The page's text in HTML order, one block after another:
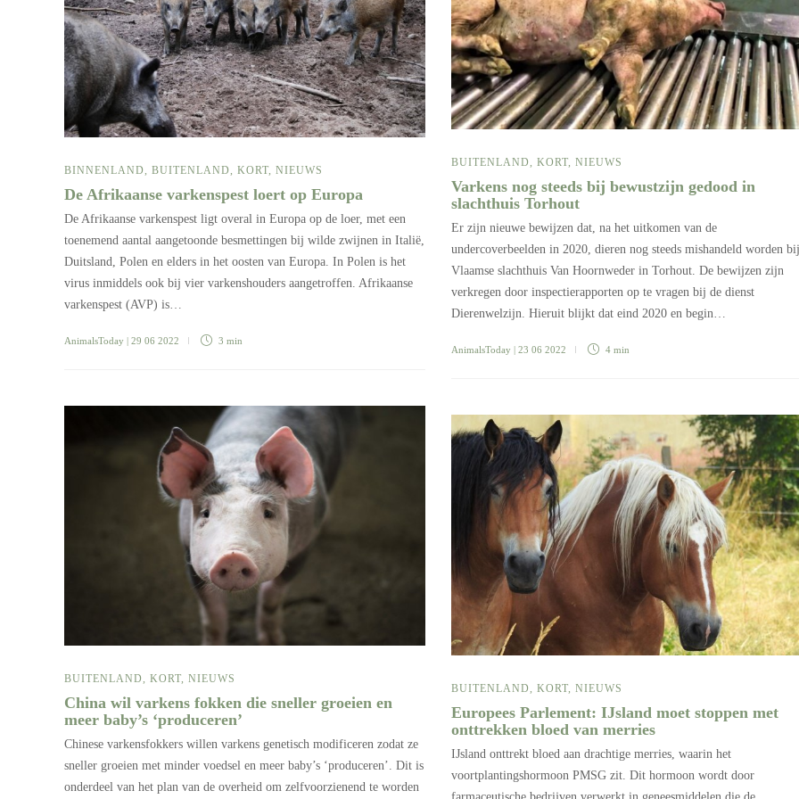
BINNENLAND BUITENLAND KORT NIEUWS
De Afrikaanse varkenspest loert op Europa
De Afrikaanse varkenspest ligt overal in Europa op de loer, met een
toenemend aantal aangetoonde besmettingen bij wilde zwijnen in Italië,
Duitsland, Polen en elders in het oosten van Europa. In Polen is het
virus inmiddels ook bij vier varkenshouders aangetroffen. Afrikaanse
varkenspest (AVP) is…
AnimalsToday | 29 06 2022 3 min
BUITENLAND KORT NIEUWS
Varkens nog steeds bij bewustzijn gedood in
slachthuis Torhout
Er zijn nieuwe bewijzen dat, na het uitkomen van de
undercoverbeelden in 2020, dieren nog steeds mishandeld worden bij
Vlaamse slachthuis Van Hoornweder in Torhout. De bewijzen zijn
verkregen door inspectierapporten op te vragen bij de dienst
Dierenwelzijn. Hieruit blijkt dat eind 2020 en begin…
AnimalsToday | 23 06 2022 4 min
BUITENLAND, KORT, NIEUWS
China wil varkens fokken die sneller groeien en
meer baby’s ‘produceren’
Chinese varkensfokkers willen varkens genetisch modificeren zodat ze
sneller groeien met minder voedsel en meer baby’s ‘produceren’. Dit is
onderdeel van het plan van de overheid om zelfvoorzienend te worden
BUITENLAND KORT NIEUWS
Europees Parlement: IJsland moet stoppen met
onttrekken bloed van merries
IJsland onttrekt bloed aan drachtige merries, waarin het
voortplantingshormoon PMSG zit. Dit hormoon wordt door